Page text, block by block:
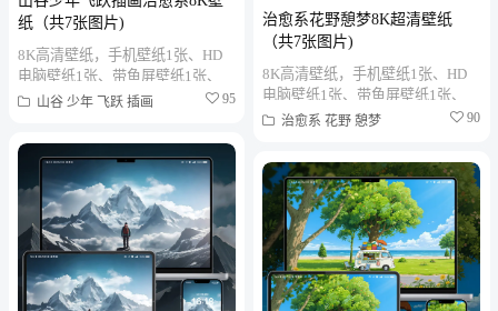
纸（共7张图片)
8K高清壁纸，手机壁纸1张、HD
电脑壁纸1张、带鱼屏壁纸1张、
折叠屏壁纸1张、MAC笔记本壁纸
山谷 少年 飞跃 插画 95
治愈系花野憩梦8K超清壁纸
（共7张图片)
8K高清壁纸，手机壁纸1张、HD
电脑壁纸1张、带鱼屏壁纸1张、
折叠屏壁纸1张、MAC笔记本壁纸
治愈系 花野 憩梦 90